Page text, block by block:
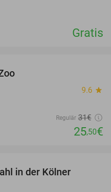
Gratis
9.6 star
Regulär 31€
25,50€
in der Kölner